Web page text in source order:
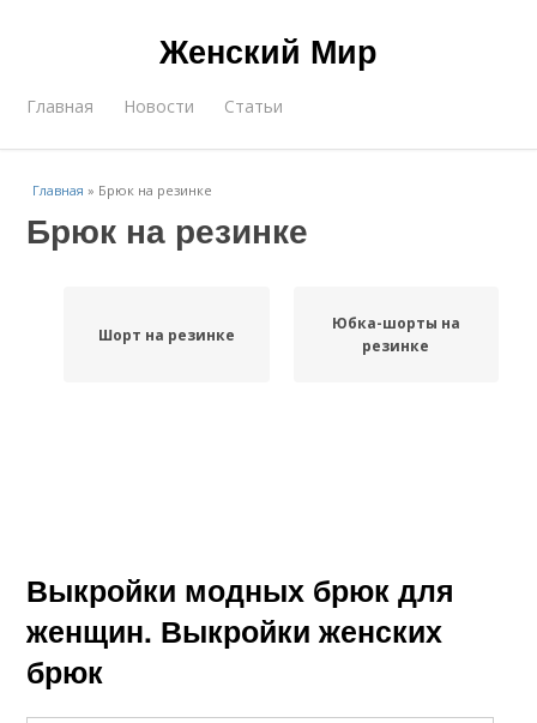
Женский Мир
Главная Новости Статьи
Главная » Брюк на резинке
Брюк на резинке
Шорт на резинке
Юбка-шорты на
резинке
Выкройки модных брюк для
женщин. Выкройки женских
брюк